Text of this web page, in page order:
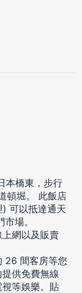
本橋東，步行
頓堀。 此飯店
) 可以抵達通天
場。
網以及販賣
26 間客房等您
供免費無線
視等娛樂。貼